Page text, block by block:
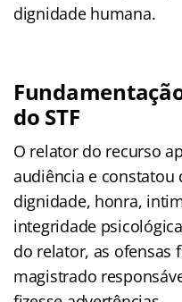
dignidade humana.
do STF
O relator do recurso
audiência e constatou
dignidade, honra,
integridade
do relator, as ofensas
magistrado